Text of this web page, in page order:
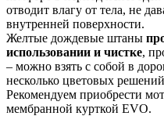
отводит влагу от тела, не
внутренней поверхности.
Желтые дождевые штаны
использовании и чистке,
– можно взять с собой в
несколько цветовых
Рекомендуем приобрести
мембранной курткой EVO.